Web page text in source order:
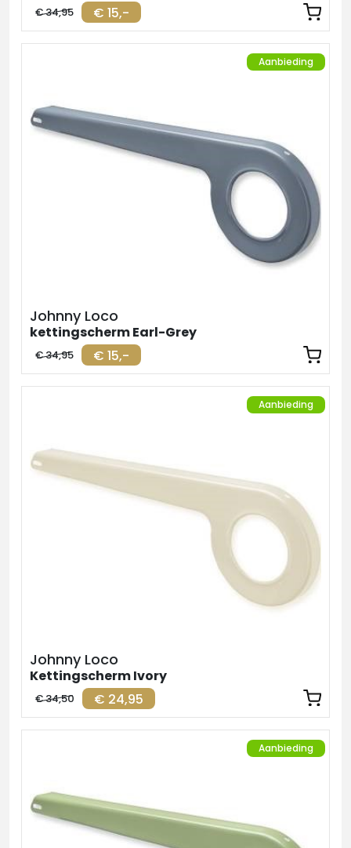
€ 15,-
€ 34,95
Aanbieding
Johnny Loco
kettingscherm Earl-Grey
€ 15,-
€ 34,95
Aanbieding
Johnny Loco
Kettingscherm Ivory
€ 24,95
€ 34,50
Aanbieding